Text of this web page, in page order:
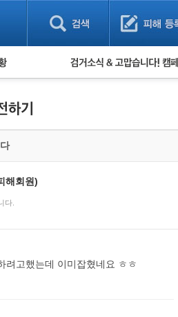
사례
례
사례
검거 소식
해회원)
다.
려고했는데 이미잡혔네요 ㅎㅎ